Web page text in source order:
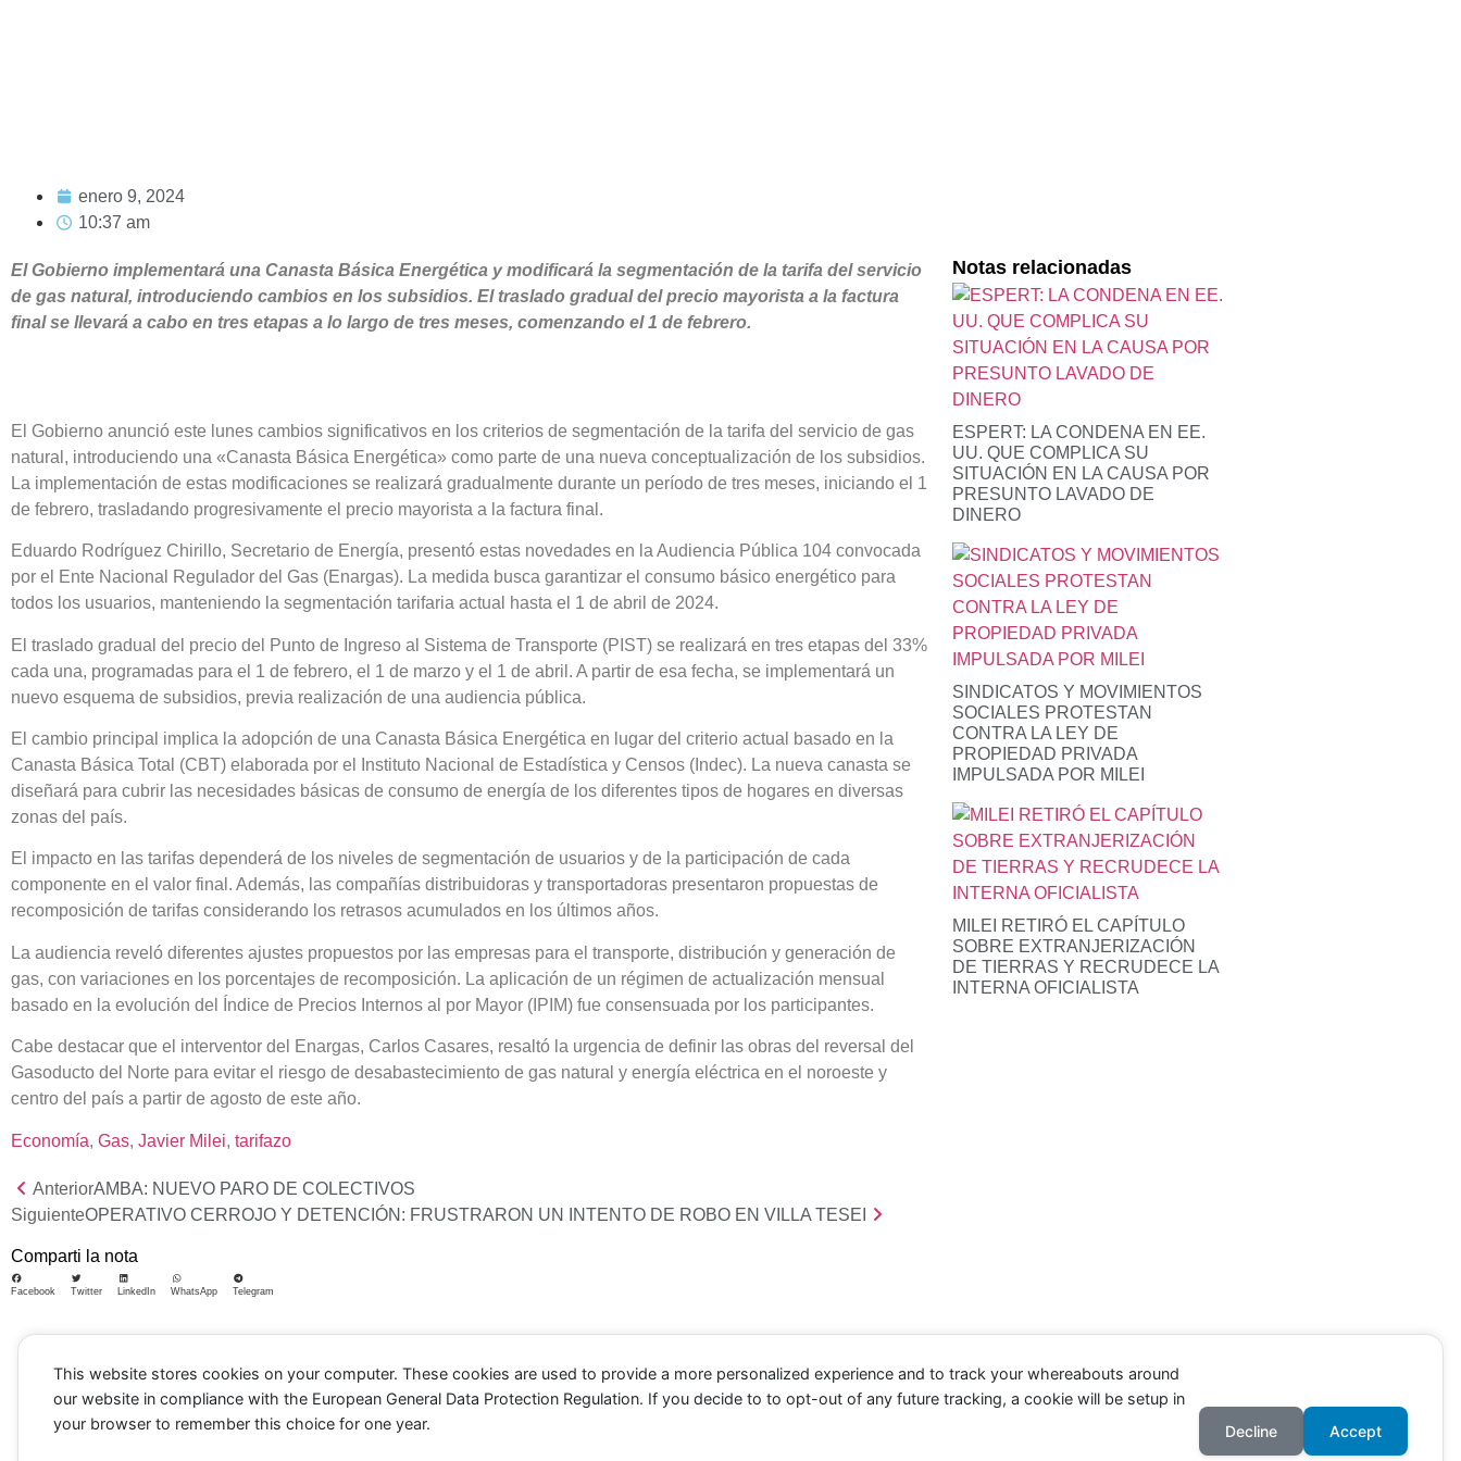
enero 9, 2024
10:37 am
El Gobierno implementará una Canasta Básica Energética y modificará la segmentación de la tarifa del servicio
de gas natural, introduciendo cambios en los subsidios. El traslado gradual del precio mayorista a la factura
final se llevará a cabo en tres etapas a lo largo de tres meses, comenzando el 1 de febrero.
El Gobierno anunció este lunes cambios significativos en los criterios de segmentación de la tarifa del servicio de gas
natural, introduciendo una «Canasta Básica Energética» como parte de una nueva conceptualización de los subsidios.
La implementación de estas modificaciones se realizará gradualmente durante un período de tres meses, iniciando el 1
de febrero, trasladando progresivamente el precio mayorista a la factura final.
Eduardo Rodríguez Chirillo, Secretario de Energía, presentó estas novedades en la Audiencia Pública 104 convocada
por el Ente Nacional Regulador del Gas (Enargas). La medida busca garantizar el consumo básico energético para
todos los usuarios, manteniendo la segmentación tarifaria actual hasta el 1 de abril de 2024.
El traslado gradual del precio del Punto de Ingreso al Sistema de Transporte (PIST) se realizará en tres etapas del 33%
cada una, programadas para el 1 de febrero, el 1 de marzo y el 1 de abril. A partir de esa fecha, se implementará un
nuevo esquema de subsidios, previa realización de una audiencia pública.
El cambio principal implica la adopción de una Canasta Básica Energética en lugar del criterio actual basado en la
Canasta Básica Total (CBT) elaborada por el Instituto Nacional de Estadística y Censos (Indec). La nueva canasta se
diseñará para cubrir las necesidades básicas de consumo de energía de los diferentes tipos de hogares en diversas
zonas del país.
El impacto en las tarifas dependerá de los niveles de segmentación de usuarios y de la participación de cada
componente en el valor final. Además, las compañías distribuidoras y transportadoras presentaron propuestas de
recomposición de tarifas considerando los retrasos acumulados en los últimos años.
La audiencia reveló diferentes ajustes propuestos por las empresas para el transporte, distribución y generación de
gas, con variaciones en los porcentajes de recomposición. La aplicación de un régimen de actualización mensual
basado en la evolución del Índice de Precios Internos al por Mayor (IPIM) fue consensuada por los participantes.
Cabe destacar que el interventor del Enargas, Carlos Casares, resaltó la urgencia de definir las obras del reversal del
Gasoducto del Norte para evitar el riesgo de desabastecimiento de gas natural y energía eléctrica en el noroeste y
centro del país a partir de agosto de este año.
Economía, Gas, Javier Milei, tarifazo
Notas relacionadas
ESPERT: LA CONDENA EN EE.
UU. QUE COMPLICA SU
SITUACIÓN EN LA CAUSA POR
PRESUNTO LAVADO DE
DINERO
SINDICATOS Y MOVIMIENTOS
SOCIALES PROTESTAN
CONTRA LA LEY DE
PROPIEDAD PRIVADA
IMPULSADA POR MILEI
MILEI RETIRÓ EL CAPÍTULO
SOBRE EXTRANJERIZACIÓN
DE TIERRAS Y RECRUDECE LA
INTERNA OFICIALISTA
AnteriorAMBA: NUEVO PARO DE COLECTIVOS
SiguienteOPERATIVO CERROJO Y DETENCIÓN: FRUSTRARON UN INTENTO DE ROBO EN VILLA TESEI
Comparti la nota
Facebook Twitter LinkedIn WhatsApp Telegram
Portada Noticias Política Correo americano
This website stores cookies on your computer. These cookies are used to provide a more personalized experience and to track your whereabouts around
our website in compliance with the European General Data Protection Regulation. If you decide to to opt-out of any future tracking, a cookie will be setup in
your browser to remember this choice for one year.
Decline Accept